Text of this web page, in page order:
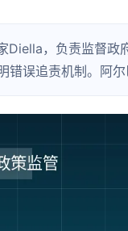
Diella，负责监督
错误追责机制。阿